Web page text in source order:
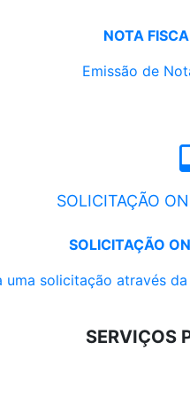
NOTA
Emissão de
SOLICITAÇÃO
SOLICITAÇÃO
uma solicitação através
SERVIÇOS